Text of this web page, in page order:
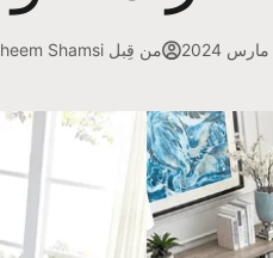
من قِبل Faheem Shamsi